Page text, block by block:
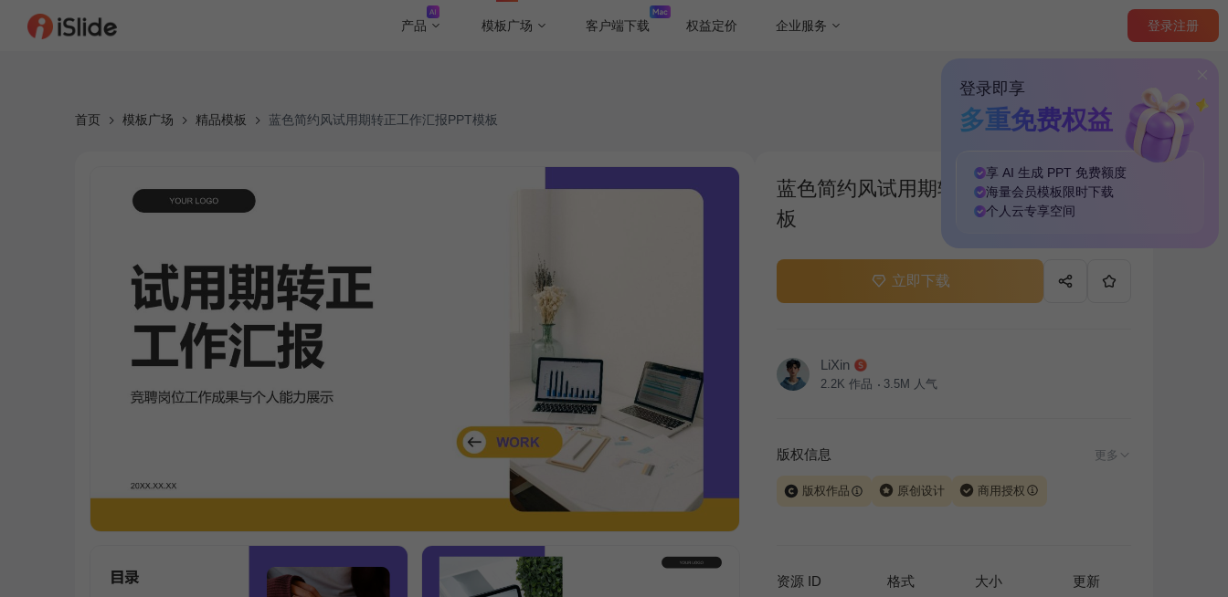
产品 模板广场 客户端下载 权益定价 企业服务 登录注册
登录即享
多重免费权益
享 AI 生成 PPT 免费额度
海量会员模板 限时下载
个人云专享空间
首页 模板广场 精品模板 蓝色简约风试用期转正工作汇报PPT模板
蓝色简约风试用期转正工作汇报PPT模
板
立即下载
LiXin
2.2K 作品 3.5M 人气
版权信息 更多
版权作品 原创设计 商用授权
让、出售或出租，未经投权许可任何人不得擅自转载和分发，否则
资源 ID 格式 大小 更新